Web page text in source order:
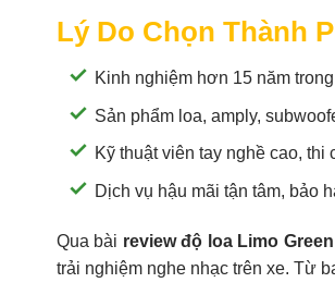
Lý Do Chọn Thành
Kinh nghiệm hơn 15 năm
Sản phẩm loa, amply,
Kỹ thuật viên tay nghề cao, thi
Dịch vụ hậu mãi tận tâm, bảo
Qua bài review độ loa Limo Green
trải nghiệm nghe nhạc trên xe. Từ